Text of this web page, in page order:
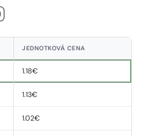
JEDNOTKOVÁ CENA
1.18€
1.13€
1.02€